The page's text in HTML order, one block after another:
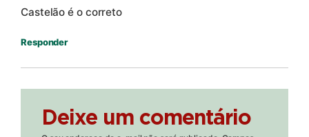
Castelão é o correto
Responder
Deixe um comentário